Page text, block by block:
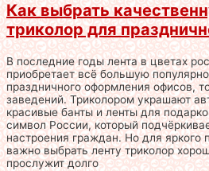
Как выбрать
триколор для
В последние годы лента в цветах
приобретает всё большую
праздничного оформления офисов,
заведений. Триколором украшают
красивые банты и ленты для
символ России, который
настроения граждан. Но для яркого
важно выбрать ленту триколор
прослужит долго